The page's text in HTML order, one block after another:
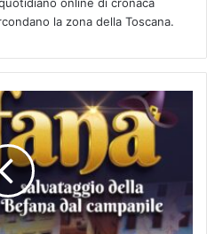
la zona della Toscana.